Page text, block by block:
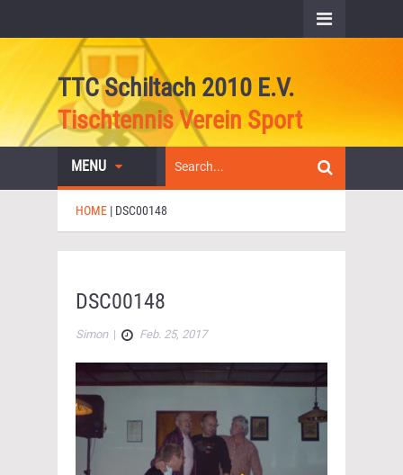
TTC Schiltach 2010 E.V.
Tischtennis Verein Sport
MENU
HOME | DSC00148
DSC00148
Simon| Feb. 25, 2017